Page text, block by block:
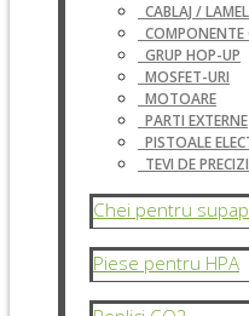
CABLAJ /
COMPONENTE
GRUP HOP-UP
MOSFET-URI
MOTOARE
PARTI EXTERNE
PISTOALE
TEVI DE
Chei pentru
Piese pentru HPA